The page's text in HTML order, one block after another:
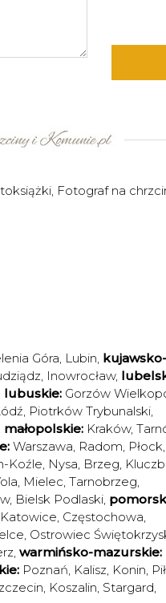
, Fotograf na
Góra, Lubin, kujawsko-
, Inowrocław,
lubuskie: Gorzów
, Piotrków Trybunalski,
małopolskie: Kraków,
Warszawa, Radom, Płock,
Koźle, Nysa, Brzeg,
, Mielec, Tarnobrzeg,
, Bielsk Podlaski,
Katowice, Częstochowa,
, Ostrowiec
, warmińsko-mazurskie:
Poznań, Kalisz, Konin,
, Koszalin, Stargard,